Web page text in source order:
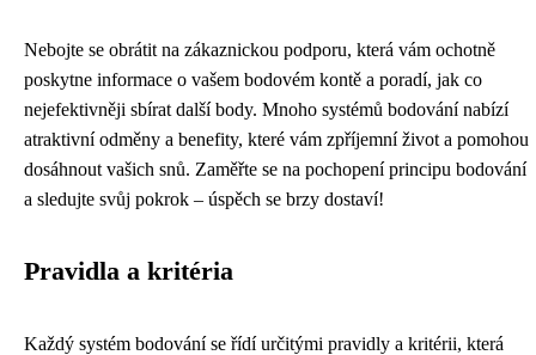
Nebojte se obrátit na zákaznickou podporu, která vám ochotně
poskytne informace o vašem bodovém kontě a poradí, jak co
nejefektivněji sbírat další body. Mnoho systémů bodování nabízí
atraktivní odměny a benefity, které vám zpříjemní život a pomohou
dosáhnout vašich snů. Zaměřte se na pochopení principu bodování
a sledujte svůj pokrok – úspěch se brzy dostaví!
Pravidla a kritéria
Každý systém bodování se řídí určitými pravidly a kritérii, která